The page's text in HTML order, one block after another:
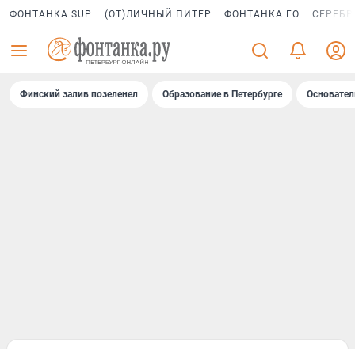
ФОНТАНКА SUP (ОТ)ЛИЧНЫЙ ПИТЕР ФОНТАНКА ГО
Финский залив позеленел Образование в Петербурге